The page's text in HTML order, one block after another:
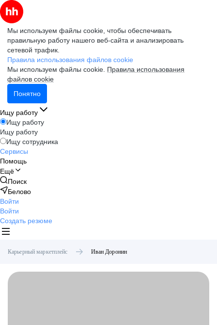
Мы используем файлы cookie, чтобы обеспечивать
правильную работу нашего веб-сайта и анализировать
сетевой трафик.
Правила использования файлов cookie
Мы используем файлы cookie. Правила использования
файлов cookie
Понятно
Ищу работу
Ищу работу
Ищу работу
Ищу сотрудника
Сервисы
Помощь
Ещё
Поиск
Белово
Войти
Войти
Создать резюме
Карьерный маркетплейс Иван Доронин